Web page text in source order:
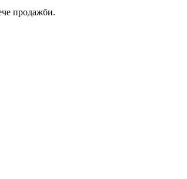
продажби.